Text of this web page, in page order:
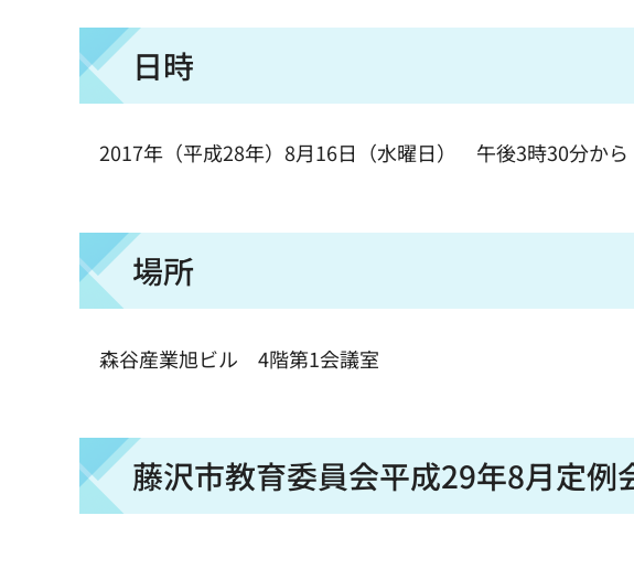
日時
2017年（平成28年）8月16日（水曜日） 午後3時30分から
場所
森谷産業旭ビル 4階第1会議室
藤沢市教育委員会平成29年8月定例